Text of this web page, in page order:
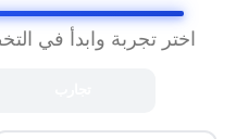
اختر تجربة وابدأ في